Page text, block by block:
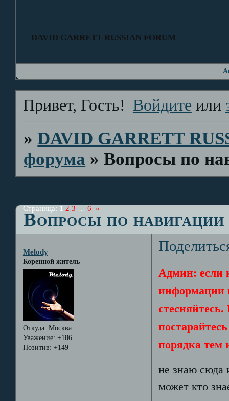
DAVID GARRETT RUSSIAN FORUM
Привет, Гость! Войдите или
»DAVID GARRETT
форума »Вопросы по
Вопросы по
Страница:1 2 3 … 6 »
Melody
Коренной житель
Откуда: Москва
Уважение: +186
Позитив: +149
Админ: если
информации
порядка тем
не знаю сюда
может кто